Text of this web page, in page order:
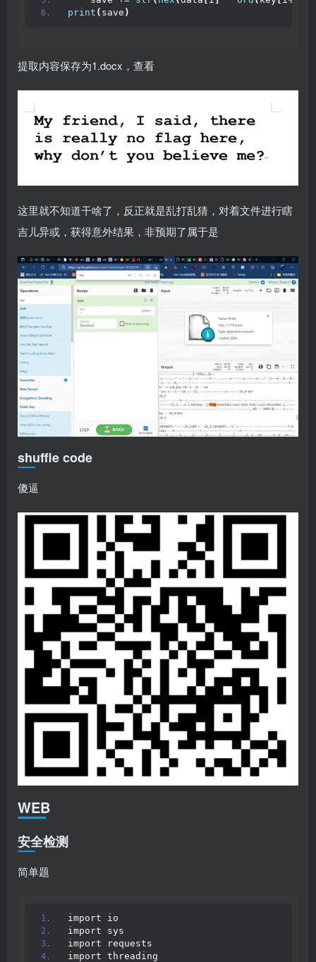
print ( save )
提取内容保存为1.docx，查看
这里就不知道干啥了，反正就是乱打乱猜，对着文件进行瞎
吉儿异或，获得意外结果，非预期了属于是
shuffle code
傻逼
WEB
安全检测
简单题
import io
import sys
import requests
import threading